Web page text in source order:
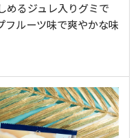
めるジュレ入りグミで
フルーツ味で爽やかな味